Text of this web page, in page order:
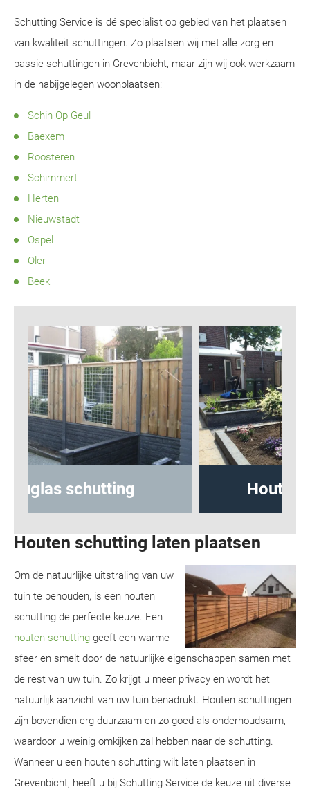
Schutting Service is dé specialist op gebied van het plaatsen
van kwaliteit schuttingen. Zo plaatsen wij met alle zorg en
passie schuttingen in Grevenbicht, maar zijn wij ook werkzaam
in de nabijgelegen woonplaatsen:
Schin Op Geul
Baexem
Roosteren
Schimmert
Herten
Nieuwstadt
Ospel
Oler
Beek
Hout-betonschutting
Houten schutting laten plaatsen
Om de natuurlijke uitstraling van uw
tuin te behouden, is een houten
schutting de perfecte keuze. Een
houten schutting geeft een warme
sfeer en smelt door de natuurlijke eigenschappen samen met
de rest van uw tuin. Zo krijgt u meer privacy en wordt het
natuurlijk aanzicht van uw tuin benadrukt. Houten schuttingen
zijn bovendien erg duurzaam en zo goed als onderhoudsarm,
waardoor u weinig omkijken zal hebben naar de schutting.
Wanneer u een houten schutting wilt laten plaatsen in
Grevenbicht, heeft u bij Schutting Service de keuze uit diverse